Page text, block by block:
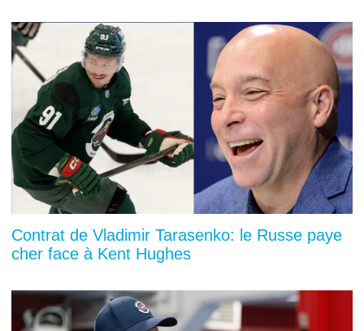
Contrat de Vladimir Tarasenko: le Russe paye
cher face à Kent Hughes